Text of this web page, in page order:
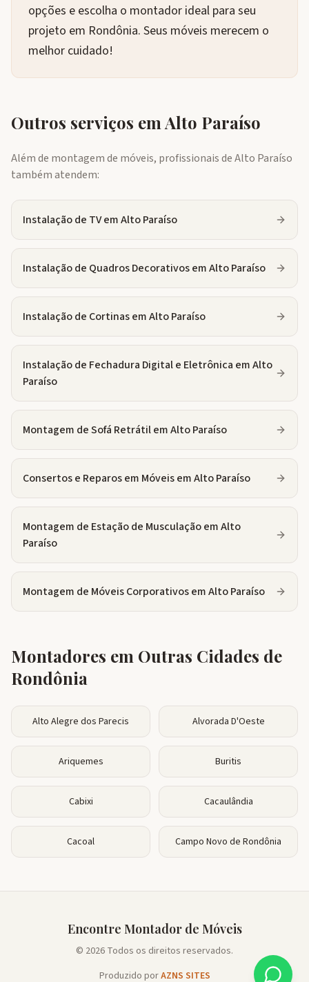
opções e escolha o montador ideal para seu
projeto em Rondônia. Seus móveis merecem o
melhor cuidado!
Outros serviços em Alto Paraíso
Além de montagem de móveis, profissionais deAlto Paraíso
também atendem:
Instalação de TVemAlto Paraíso
Instalação de Quadros DecorativosemAlto Paraíso
Instalação de CortinasemAlto Paraíso
Instalação de Fechadura Digital e Eletrônica emAlto
Paraíso
Montagem de Sofá RetrátilemAlto Paraíso
Consertos e Reparos em MóveisemAlto Paraíso
Montagem de Estação de MusculaçãoemAlto
Paraíso
Montagem de Móveis CorporativosemAlto Paraíso
Montadores em Outras Cidades de
Rondônia
Alto Alegre dos Parecis Alvorada D'Oeste
Ariquemes Buritis
Cabixi Cacaulândia
Cacoal Campo Novo de Rondônia
Encontre Montador de Móveis
© 2026 Todos os direitos reservados.
Produzido porAZNS SITES